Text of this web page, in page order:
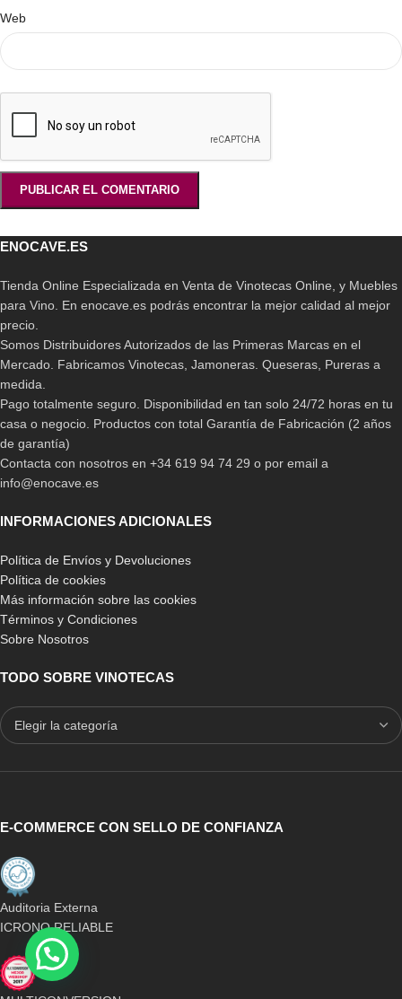
Web
ENOCAVE.ES
Tienda Online Especializada en Venta de Vinotecas Online, y Muebles
para Vino. En enocave.es podrás encontrar la mejor calidad al mejor
precio.
Somos Distribuidores Autorizados de las Primeras Marcas en el
Mercado. Fabricamos Vinotecas, Jamoneras. Queseras, Pureras a
medida.
Pago totalmente seguro. Disponibilidad en tan solo 24/72 horas en tu
casa o negocio. Productos con total Garantía de Fabricación (2 años
de garantía)
Contacta con nosotros en +34 619 94 74 29 o por email a
info@enocave.es
INFORMACIONES ADICIONALES
Política de Envíos y Devoluciones
Política de cookies
Más información sobre las cookies
Términos y Condiciones
Sobre Nosotros
TODO SOBRE VINOTECAS
E-COMMERCE CON SELLO DE CONFIANZA
Auditoria Externa
ICRONO RELIABLE